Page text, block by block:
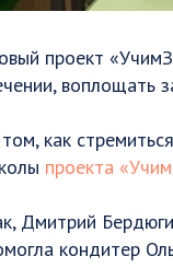
проект
воплощать
как
проекта
Дмитрий
кондитер